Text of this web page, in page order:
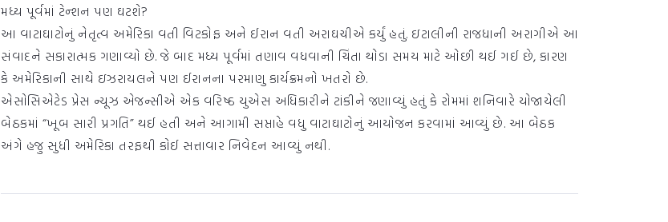
મધ્ય પૂર્વમાં ટેન્શન પણ ઘટશે?
આ વાટાઘાટોનું નેતૃત્વ અમેરિકા વતી વિટકોફ અને ઈરાન વતી અરાઘચીએ કર્યું હતું. ઇટાલીની રાજધાની અરાગીએ આ
સંવાદને સકારાત્મક ગણાવ્યો છે. જે બાદ મધ્ય પૂર્વમાં તણાવ વધવાની ચિંતા થોડા સમય માટે ઓછી થઈ ગઈ છે, કારણ
કે અમેરિકાની સાથે ઇઝરાયલને પણ ઈરાનના પરમાણુ કાર્યક્રમનો ખતરો છે.
એસોસિએટેડ પ્રેસ ન્યૂઝ એજન્સીએ એક વરિષ્ઠ યુએસ અધિકારીને ટાંકીને જણાવ્યું હતું કે રોમમાં શનિવારે યોજાયેલી
બેઠકમાં “ખૂબ સારી પ્રગતિ” થઈ હતી અને આગામી સપ્તાહે વધુ વાટાઘાટોનું આયોજન કરવામાં આવ્યું છે. આ બેઠક
અંગે હજુ સુધી અમેરિકા તરફથી કોઈ સત્તાવાર નિવેદન આવ્યું નથી.